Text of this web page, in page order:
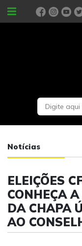
PORTAIS
Notícias
ELEIÇÕES
CONHEÇA
DA CHAPA
AO